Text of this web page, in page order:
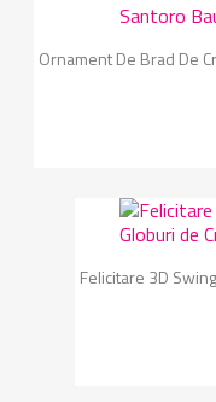
Ornament De Brad De
Felicitare 3D